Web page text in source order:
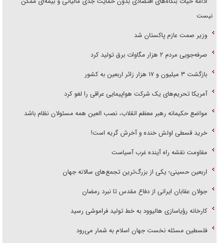
نیست
وزیر صمت عازم پاکستان شد
صرفه‌جویی مردم ۲ هزار مگاوات برق تولید کرد
بازگشت ۳ میلیون و ۱۷ هزار زائر اربعین به کشور
آمریکا تحریم‌های یک شرکت هواپیمایی عراقی را لغو کرد
مواضع حکیمانه رهبر معظم انقلاب، نصب العین همه مسئولان نظام باشد
خرید قسطی اولش خنده و آخرش گریه است!
مقاومت نقشه راه آینده غرب آسیاست
اربعین حسینی؛ یکی از بزرگ‌ترین تجمع‌های سالانه جهان
جولان عقابان ایرانی از دفاع مقدس تا نبرد رمضان
کارخانه رؤیاسازی هالیوود به خط تولید فراموشی رسید
فلسطین مسئله نخست جهان اسلام به شمار می‌رود